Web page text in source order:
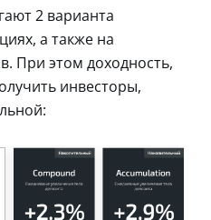
2 варианта
а также на
При этом доходность,
инвесторы,